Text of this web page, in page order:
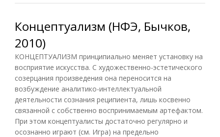
Концептуализм (НФЭ, Бычков,
2010)
КОНЦЕПТУАЛИЗМ принципиально меняет установку на
восприятие искусства. С художественно-эстетического
созерцания произведения она переносится на
возбуждение аналитико-интеллектуальной
деятельности сознания реципиента, лишь косвенно
связанной с собственно воспринимаемым артефактом.
При этом концептуалисты достаточно регулярно и
осознанно играют (см. Игра) на предельно